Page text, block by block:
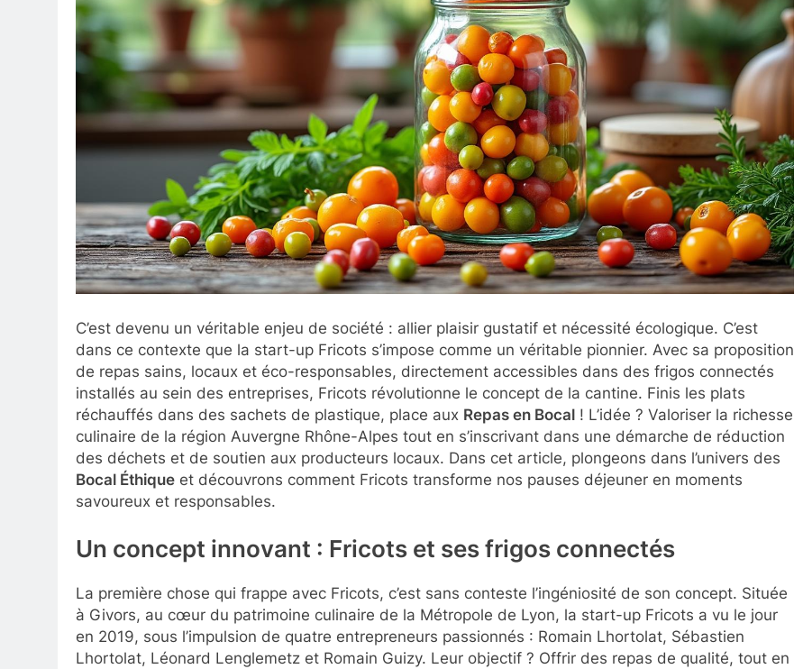
C’est devenu un véritable enjeu de société : allier plaisir gustatif et nécessité écologique. C’est
dans ce contexte que la start-up Fricots s’impose comme un véritable pionnier. Avec sa proposition
de repas sains, locaux et éco-responsables, directement accessibles dans des frigos connectés
installés au sein des entreprises, Fricots révolutionne le concept de la cantine. Finis les plats
réchauffés dans des sachets de plastique, place aux Repas en Bocal ! L’idée ? Valoriser la richesse
culinaire de la région Auvergne Rhône-Alpes tout en s’inscrivant dans une démarche de réduction
des déchets et de soutien aux producteurs locaux. Dans cet article, plongeons dans l’univers des
Bocal Éthique et découvrons comment Fricots transforme nos pauses déjeuner en moments
savoureux et responsables.
Un concept innovant : Fricots et ses frigos connectés
La première chose qui frappe avec Fricots, c’est sans conteste l’ingéniosité de son concept. Située
à Givors, au cœur du patrimoine culinaire de la Métropole de Lyon, la start-up Fricots a vu le jour
en 2019, sous l’impulsion de quatre entrepreneurs passionnés : Romain Lhortolat, Sébastien
Lhortolat, Léonard Lenglemetz et Romain Guizy. Leur objectif ? Offrir des repas de qualité, tout en